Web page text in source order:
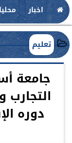
اخبار
تعليم
جامعة
التجارب
دوره